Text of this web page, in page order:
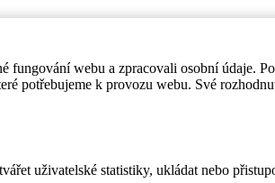
webu a zpracovali osobní údaje.
potřebujeme k provozu webu. Své
uživatelské statistiky, ukládat nebo